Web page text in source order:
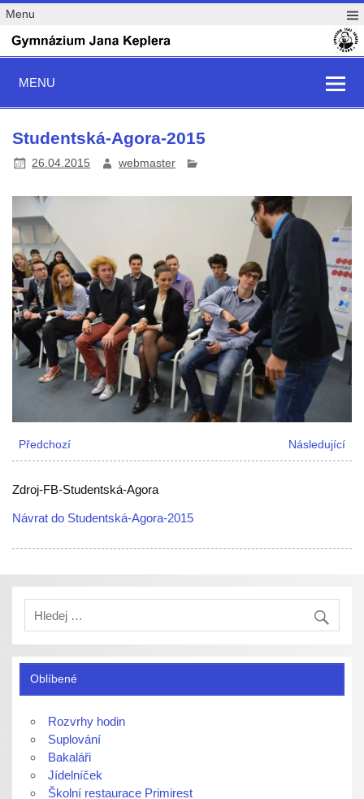
Menu
MENU
Studentská-Agora-2015
26.04.2015 webmaster
Předchozí Následující
Zdroj-FB-Studentská-Agora
Návrat do Studentská-Agora-2015
Oblíbené
Rozvrhy hodin
Suplování
Bakaláři
Jídelníček
Školní restaurace Primirest